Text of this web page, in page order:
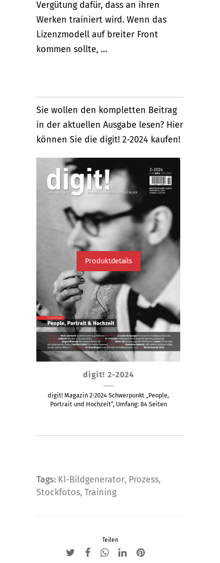
Vergütung dafür, dass an ihren
Werken trainiert wird. Wenn das
Lizenzmodell auf breiter Front
kommen sollte, …
Sie wollen den kompletten Beitrag
in der aktuellen Ausgabe lesen? Hier
können Sie die digit! 2-2024 kaufen!
Produktdetails
weist
mehrere
auf
der
digit! 2-2024
digit! Magazin 2-2024 Schwerpunkt „People,
Portrait und Hochzeit“, Umfang: 84 Seiten
Tags: KI-Bildgenerator, Prozess,
Stockfotos, Training
Teilen